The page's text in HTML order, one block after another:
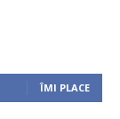
ÎMI PLACE